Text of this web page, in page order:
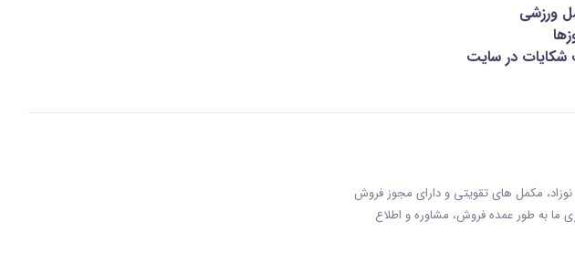
ورزشی
شکایات در سایت
مکمل های تقویتی و دارای مجوز فروش
فعاليت محوری ما به طور عمده فروش، مشاوره و اطلاع